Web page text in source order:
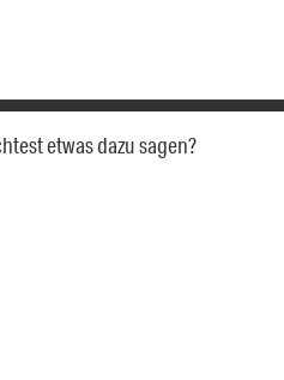
etwas dazu sagen?